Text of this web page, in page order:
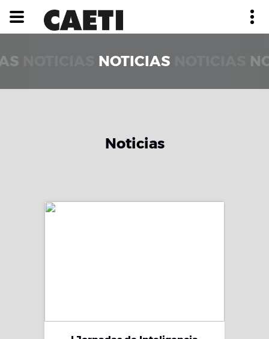
NOTICIAS
Noticias